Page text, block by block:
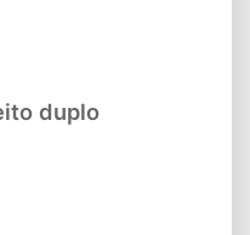
duplo